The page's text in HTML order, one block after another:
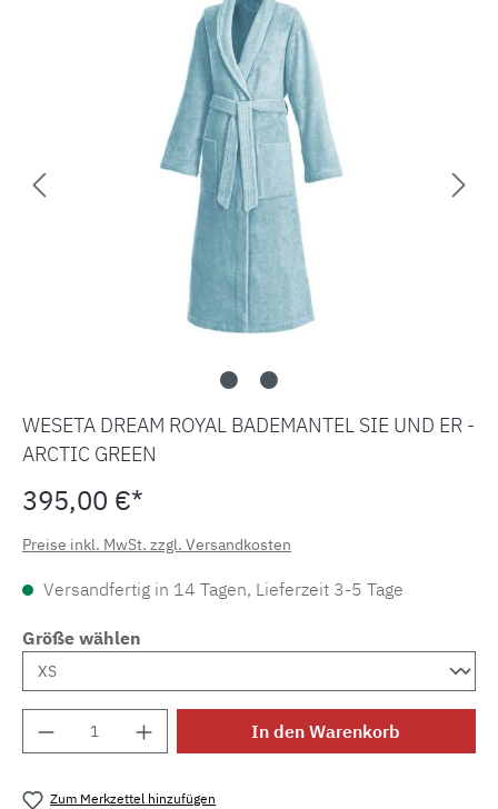
WESETA DREAM ROYAL BADEMANTEL SIE UND ER -
ARCTIC GREEN
395,00 €*
Preise inkl. MwSt. zzgl. Versandkosten
Versandfertig in 14 Tagen, Lieferzeit 3-5 Tage
Größe wählen
Produkt Anzahl: Gib den gewünschten
In den Warenkorb
Zum Merkzettel hinzufügen